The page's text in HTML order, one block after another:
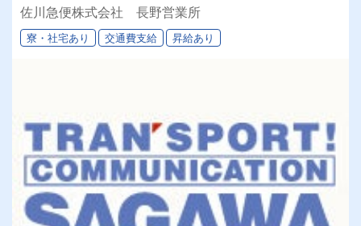
佐川急便株式会社 長野営業所
寮・社宅あり 交通費支給 昇給あり